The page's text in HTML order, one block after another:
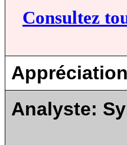
Consultez
Analyste: